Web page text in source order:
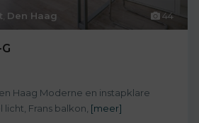
44
Den Haag
Haag Moderne en instapklare
Frans balkon, [meer]